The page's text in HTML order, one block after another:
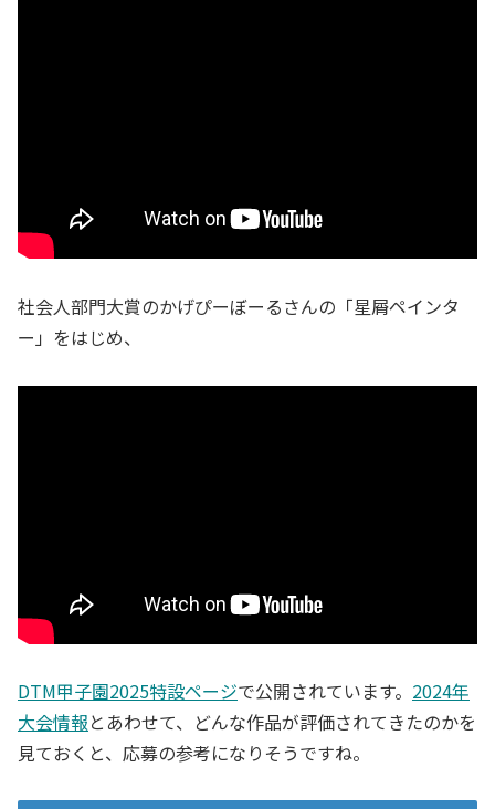
社会人部門大賞のかげぴーぼーるさんの「星屑ペインタ
ー」をはじめ、
DTM甲子園2025特設ページで公開されています。 2024年
大会情報とあわせて、どんな作品が評価されてきたのかを
見ておくと、応募の参考になりそうですね。